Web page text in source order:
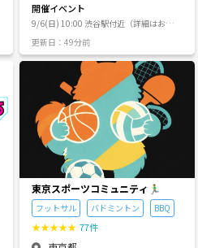
に興味を持つ。 オーストラリアのジャン
グルで、様々な国籍の人と2カ月テント生
活をした経験や、 アラビア人相手に交渉
して馬を手に入れ、馬に乗って単独でア
フリカを300km旅をするなど、そういう
ことが好きな人間。 身に着けた技術で、
ここ数年で200名以上の方を自然に連れ
て行ったり、講習をしています。 2022年
は上級者メンバーを連れて食料を現地調
達しながら無人島に3泊して生還しまし
た。 2023年。南米ペルーのジャングルで
ディスカバリーチャンネルごっこしてき
ました。部族と一緒に泥水啜りながら捕
まえたカエルや魚を食べて、自分でおう
ち建てて、夜はサルと鳥と虫の合唱を聞
きながら寝てました。 鬼ごっこサークル
も運営しています。 【もう少し詳しく】
歴史をたどれば、火は元々人類が活きて
いく上での必須科目であり、都会の人は
金無しです みんなで楽しめる集まりにな
るように協力してね！
うで難しいことに楽しみながら向き合う
会です🙋‍♂️ -------------------- より"気軽な対
話"はこちらのサークルもご覧ください
👇 https://tunagate.com/circle/91265
開催イベント
9/6(日) 10:00 渋谷駅付近（詳細はお申
込み後にご連絡します）
更新日：49分前
東京スポーツコミュニティ🏃‍♂️
フットサル バドミントン BBQ
★★★★★ 77件